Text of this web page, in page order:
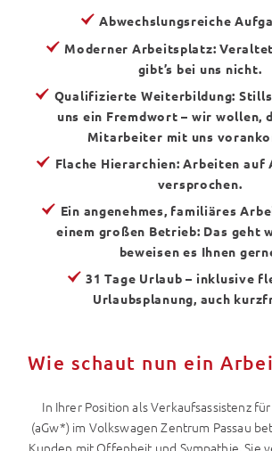
Abwechslungsreiche
Moderner Arbeitsplatz:
gibt’s bei uns nicht.
Qualifizierte Weiterbildung:
uns ein Fremdwort – wir wollen,
Mitarbeiter mit uns
Flache Hierarchien: Arbeiten auf
versprochen.
Ein angenehmes, familiäres
einem großen Betrieb: Das geht
beweisen es Ihnen
31 Tage Urlaub – inklusive
Urlaubsplanung, auch
Wie schaut nun ein
In Ihrer Position als Verkaufsassistenz
(aGw*) im Volkswagen Zentrum Passau